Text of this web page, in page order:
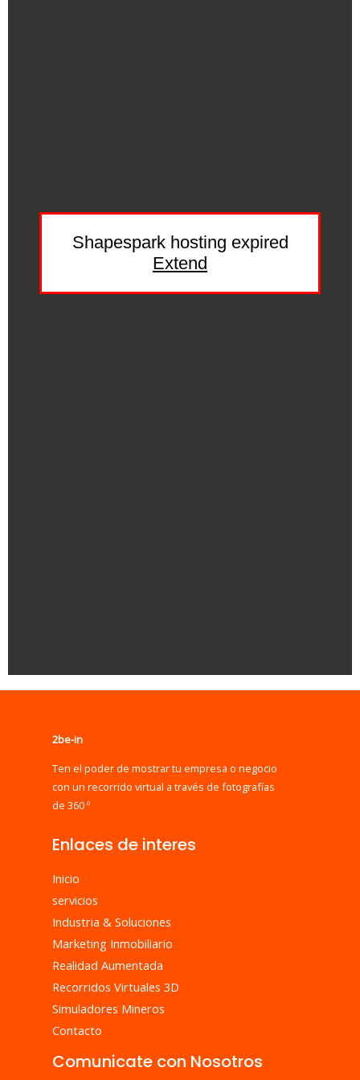
2be-in
Ten el poder de mostrar tu empresa o negocio
con un recorrido virtual a través de fotografías
de 360 º
Enlaces de interes
Inicio
servicios
Industria & Soluciones
Marketing Inmobiliario
Realidad Aumentada
Recorridos Virtuales 3D
Simuladores Mineros
Contacto
Comunicate con Nosotros